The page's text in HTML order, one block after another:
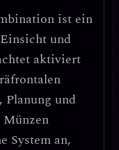
ist ein
und
aktiviert
Planung und
System an,